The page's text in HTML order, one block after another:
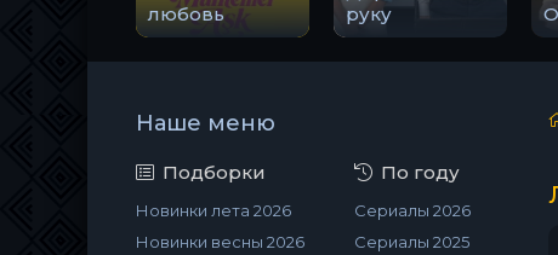
любовь
руку
Наше меню
Подборки
Новинки лета 2026
Новинки весны 2026
По году
Сериалы 2026
Сериалы 2025